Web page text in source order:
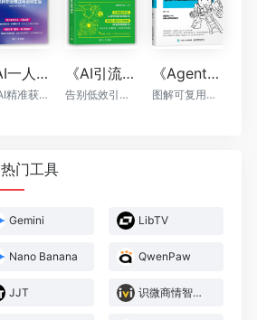
《AI一人公司：128种商业模式与盈利实操》
8种AI精准获客方法+全程运营辅助，让你一个人活成一支团队
《AI引流私域裂变：让你的客户持续增长》
告别低效引流，AI帮你轻松实现裂变
《Agent设计模式》
图解可复用智能体架构
热门工具
Gemini LibTV
Nano Banana QwenPaw
JJT 识微商情智能体